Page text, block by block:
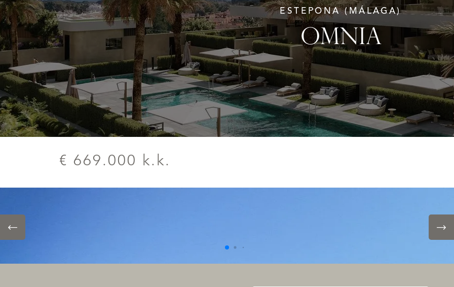
ESTEPONA (MÁLAGA)
OMNIA
€ 669.000 k.k.